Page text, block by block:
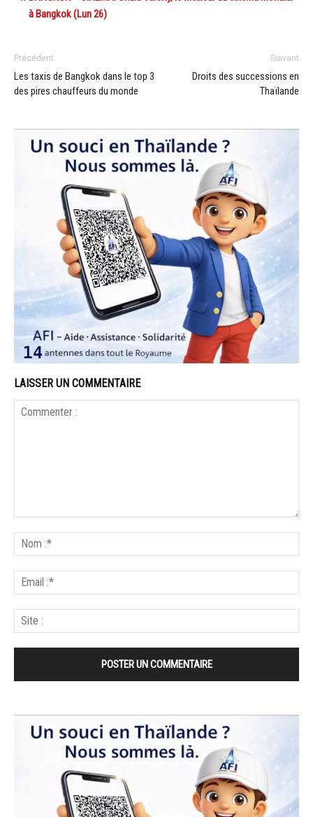
à Bangkok (Lun 26)
Précédent
Les taxis de Bangkok dans le top 3
des pires chauffeurs du monde
Suivant
Droits des successions en
Thaïlande
LAISSER UN COMMENTAIRE